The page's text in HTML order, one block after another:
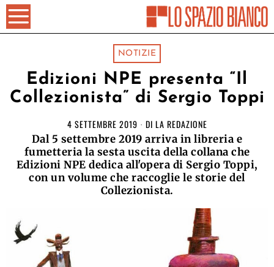
NOTIZIE
Edizioni NPE presenta “Il
Collezionista” di Sergio Toppi
4 SETTEMBRE 2019 DI LA REDAZIONE
Dal 5 settembre 2019 arriva in libreria e
fumetteria la sesta uscita della collana che
Edizioni NPE dedica all'opera di Sergio Toppi,
con un volume che raccoglie le storie del
Collezionista.